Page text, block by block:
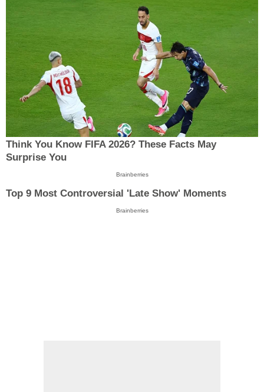
Think You Know FIFA 2026? These Facts May
Surprise You
Brainberries
Top 9 Most Controversial 'Late Show' Moments
Brainberries